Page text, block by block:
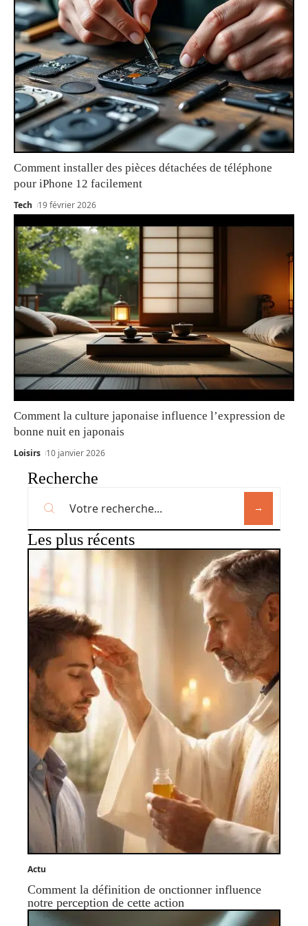
Comment installer des pièces détachées de téléphone
pour iPhone 12 facilement
Tech 19 février 2026
Comment la culture japonaise influence l’expression de
bonne nuit en japonais
Loisirs 10 janvier 2026
Recherche
Les plus récents
Actu
Comment la définition de onctionner influence
notre perception de cette action